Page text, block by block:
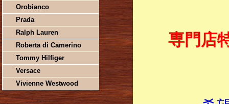
Orobianco
Prada
Ralph Lauren
Roberta di Camerino
Tommy Hilfiger
Versace
Vivienne Westwood
専門店